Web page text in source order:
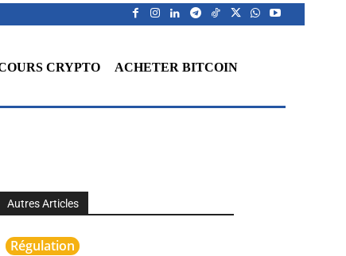
CRYPTO ACHETER BITCOIN
Autres Articles
Régulation